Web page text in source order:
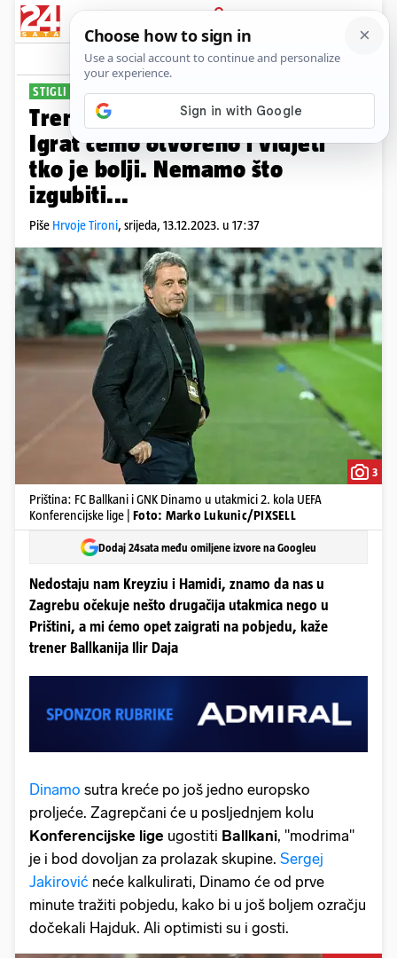
PRIJAVA
Sport Komentari
STIGLI KOSOVARI
Trener Ballkanija uoči Dinama:
Igrat ćemo otvoreno i vidjeti
tko je bolji. Nemamo što
izgubiti...
Piše Hrvoje Tironi, srijeda, 13.12.2023. u 17:37
3
Priština: FC Ballkani i GNK Dinamo u utakmici 2. kola UEFA
Konferencijske lige | Foto: Marko Lukunic/PIXSELL
Dodaj 24sata među omiljene izvore na Googleu
Nedostaju nam Kreyziu i Hamidi, znamo da nas u
Zagrebu očekuje nešto drugačija utakmica nego u
Prištini, a mi ćemo opet zaigrati na pobjedu, kaže
trener Ballkanija Ilir Daja
Dinamo sutra kreće po još jedno europsko
proljeće. Zagrepčani će u posljednjem kolu
Konferencijske lige ugostiti Ballkani, "modrima"
je i bod dovoljan za prolazak skupine. Sergej
Jakirović neće kalkulirati, Dinamo će od prve
minute tražiti pobjedu, kako bi u još boljem ozračju
dočekali Hajduk. Ali optimisti su i gosti.